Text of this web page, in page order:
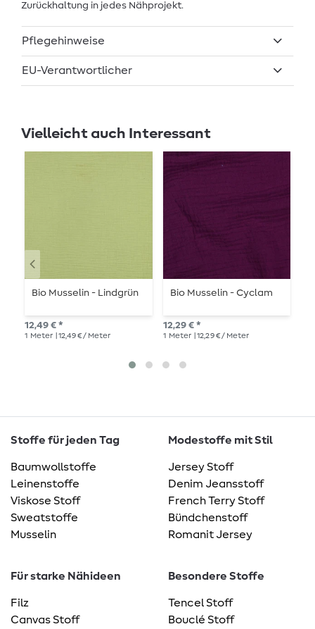
Zurückhaltung in jedes Nähprojekt.
Pflegehinweise
EU-Verantwortlicher
Vielleicht auch Interessant
Bio Musselin - Lindgrün
12,49 € *
1 Meter | 12,49 € / Meter
Bio Musselin - Cyclam
12,29 € *
1 Meter | 12,29 € / Meter
Stoffe für jeden Tag
Baumwollstoffe
Leinenstoffe
Viskose Stoff
Sweatstoffe
Musselin
Modestoffe mit Stil
Jersey Stoff
Denim Jeansstoff
French Terry Stoff
Bündchenstoff
Romanit Jersey
Für starke Nähideen
Filz
Canvas Stoff
Besondere Stoffe
Tencel Stoff
Bouclé Stoff